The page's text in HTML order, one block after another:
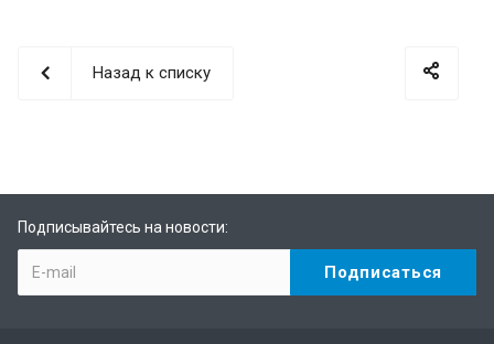
Назад к списку
Подписывайтесь на новости: